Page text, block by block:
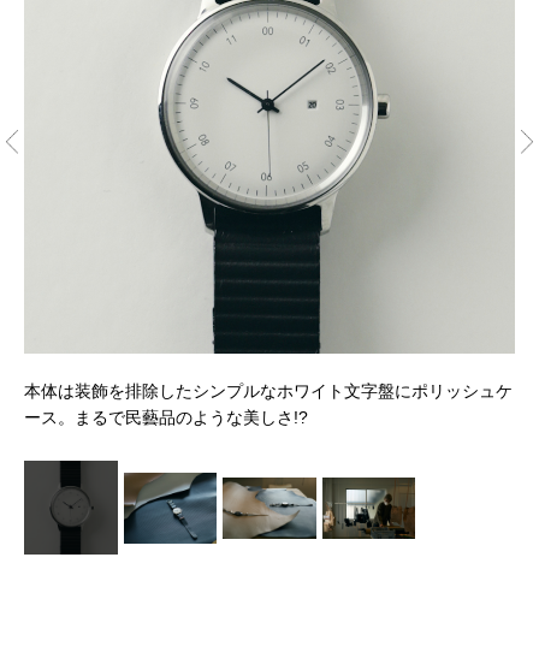
本体は装飾を排除したシンプルなホワイト文字盤にポリッシュケ
ース。まるで民藝品のような美しさ!?